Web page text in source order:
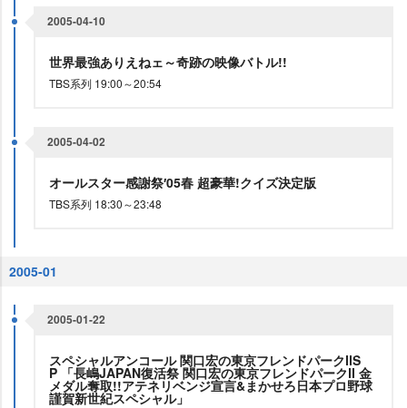
2005-04-10
世界最強ありえねェ～奇跡の映像バトル!!
TBS系列 19:00～20:54
2005-04-02
オールスター感謝祭′05春 超豪華!クイズ決定版
TBS系列 18:30～23:48
2005-01
2005-01-22
スペシャルアンコール 関口宏の東京フレンドパークⅡS
P 「長嶋JAPAN復活祭 関口宏の東京フレンドパークⅡ 金
メダル奪取!!アテネリベンジ宣言&まかせろ日本プロ野球
謹賀新世紀スペシャル」